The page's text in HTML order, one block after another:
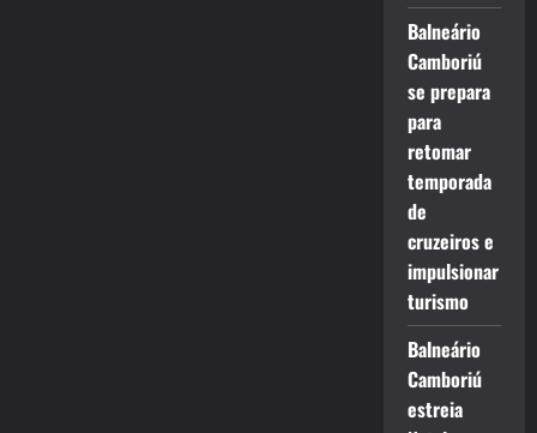
Balneário
Camboriú
se prepara
para
retomar
temporada
de
cruzeiros e
impulsionar
turismo
Balneário
Camboriú
estreia